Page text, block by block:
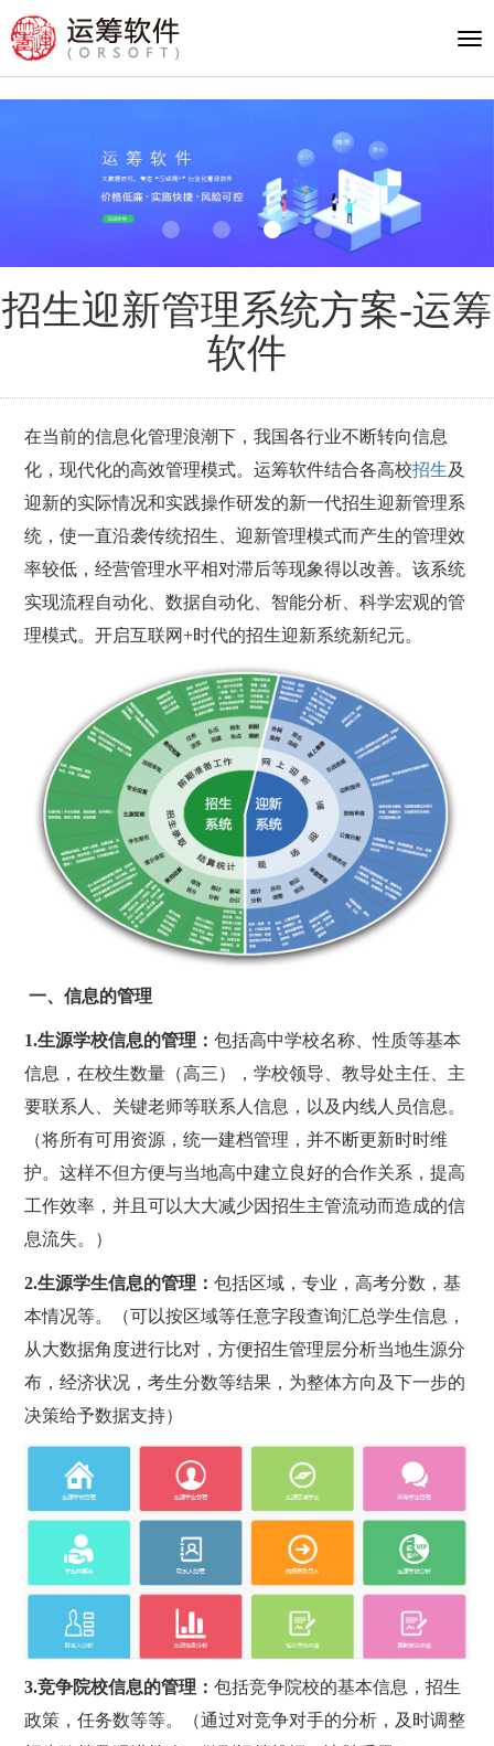
招生迎新管理系统方案-运筹
软件
在当前的信息化管理浪潮下，我国各行业不断转向信息
化，现代化的高效管理模式。运筹软件结合各高校招生及
迎新的实际情况和实践操作研发的新一代招生迎新管理系
统，使一直沿袭传统招生、迎新管理模式而产生的管理效
率较低，经营管理水平相对滞后等现象得以改善。该系统
实现流程自动化、数据自动化、智能分析、科学宏观的管
理模式。开启互联网+时代的招生迎新系统新纪元。
一、信息的管理
1.生源学校信息的管理：包括高中学校名称、性质等基本
信息，在校生数量（高三），学校领导、教导处主任、主
要联系人、关键老师等联系人信息，以及内线人员信息。
（将所有可用资源，统一建档管理，并不断更新时时维
护。这样不但方便与当地高中建立良好的合作关系，提高
工作效率，并且可以大大减少因招生主管流动而造成的信
息流失。）
2.生源学生信息的管理：包括区域，专业，高考分数，基
本情况等。（可以按区域等任意字段查询汇总学生信息，
从大数据角度进行比对，方便招生管理层分析当地生源分
布，经济状况，考生分数等结果，为整体方向及下一步的
决策给予数据支持）
3.竞争院校信息的管理：包括竞争院校的基本信息，招生
政策，任务数等等。（通过对竞争对手的分析，及时调整